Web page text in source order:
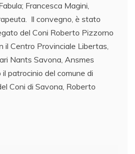
Francesca Magini,
Il convegno, è stato
del Coni Roberto Pizzorno
il Centro Provinciale Libertas,
Nants Savona, Ansmes
patrocinio del comune di
Coni di Savona, Roberto